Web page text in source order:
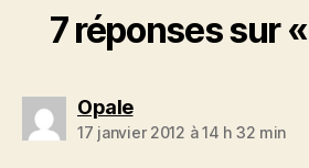
7 réponses sur
Opaledit :
17 janvier 2012 à 14 h 32 min